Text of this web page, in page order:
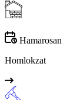
Hamarosan
Homlokzat